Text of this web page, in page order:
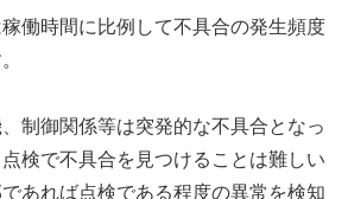
働時間に比例して不具合の発生頻度
制御関係等は突発的な不具合となっ
検で不具合を見つけることは難しい
あれば点検である程度の異常を検知